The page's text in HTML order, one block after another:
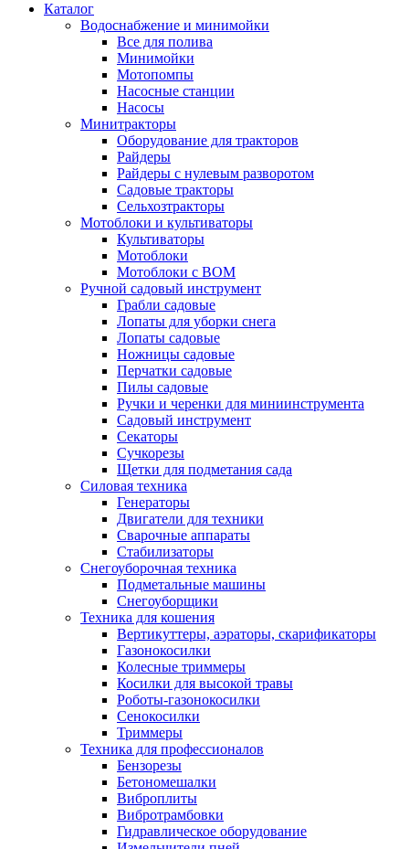
Каталог
Водоснабжение и минимойки
Все для полива
Минимойки
Мотопомпы
Насосные станции
Насосы
Минитракторы
Оборудование для тракторов
Райдеры
Райдеры с нулевым разворотом
Садовые тракторы
Сельхозтракторы
Мотоблоки и культиваторы
Культиваторы
Мотоблоки
Мотоблоки с ВОМ
Ручной садовый инструмент
Грабли садовые
Лопаты для уборки снега
Лопаты садовые
Ножницы садовые
Перчатки садовые
Пилы садовые
Ручки и черенки для миниинструмента
Садовый инструмент
Секаторы
Сучкорезы
Щетки для подметания сада
Силовая техника
Генераторы
Двигатели для техники
Сварочные аппараты
Стабилизаторы
Снегоуборочная техника
Подметальные машины
Снегоуборщики
Техника для кошения
Вертикуттеры, аэраторы, скарификаторы
Газонокосилки
Колесные триммеры
Косилки для высокой травы
Роботы-газонокосилки
Сенокосилки
Триммеры
Техника для профессионалов
Бензорезы
Бетономешалки
Виброплиты
Вибротрамбовки
Гидравлическое оборудование